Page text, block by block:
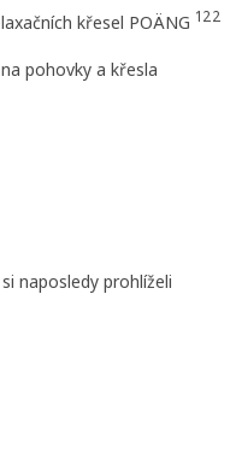
křesel POÄNG 122
pohovky a křesla
naposledy prohlíželi